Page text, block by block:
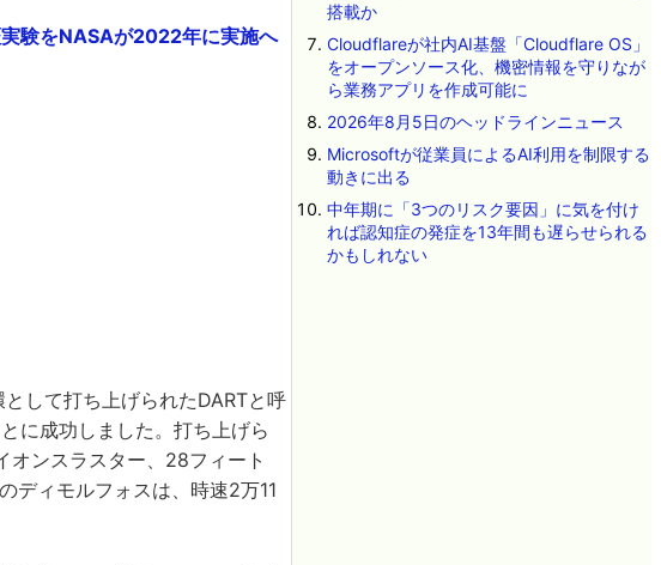
験をNASAが2022年に実施へ
して打ち上げられたDARTと呼
に成功しました。打ち上げら
ンスラスター、28フィート
ディモルフォスは、時速2万11
搭載か
Cloudflareが社内AI基盤「Cloudflare OS」
をオープンソース化、機密情報を守りなが
ら業務アプリを作成可能に
2026年8月5日のヘッドラインニュース
Microsoftが従業員によるAI利用を制限する
動きに出る
中年期に「3つのリスク要因」に気を付け
れば認知症の発症を13年間も遅らせられる
かもしれない